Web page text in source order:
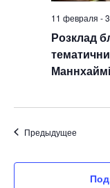
11 февраля -
Розклад
Предыдущее